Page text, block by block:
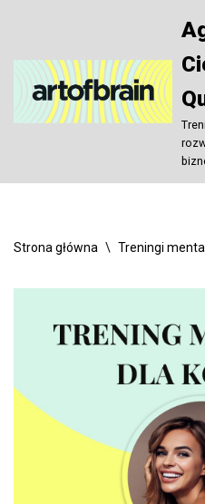
treści
Strona główna \ Treningi